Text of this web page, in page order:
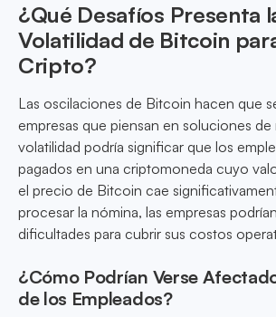
¿Qué Desafíos Presenta
Volatilidad de Bitcoin
Cripto?
Las oscilaciones de Bitcoin hacen que
empresas que piensan en soluciones
volatilidad podría significar que los
pagados en una criptomoneda cuyo
el precio de Bitcoin cae
procesar la nómina, las empresas
dificultades para cubrir sus costos
¿Cómo Podrían Verse
de los Empleados?